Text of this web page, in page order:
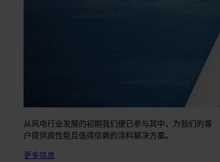
从风电行业发展的初期我们便已参与其中，为我们的客
户提供高性能且值得信赖的涂料解决方案。
更多信息